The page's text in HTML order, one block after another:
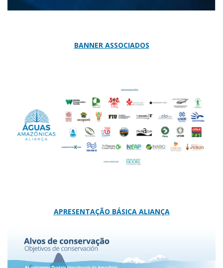
BANNER ASSOCIADOS
APRESENTAÇÃO BÁSICA ALIANÇA